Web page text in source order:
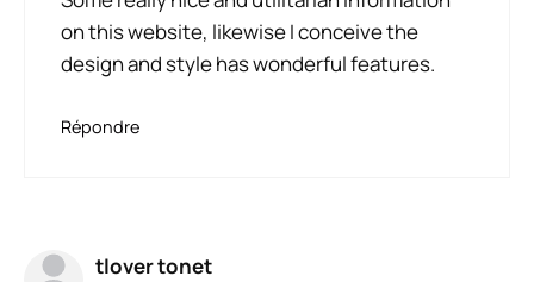
on this website, likewise I conceive the
design and style has wonderful features.
Répondre
tlover tonet